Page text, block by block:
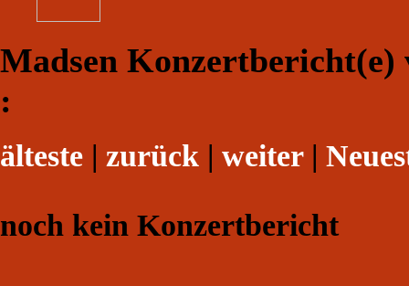
Madsen Konzertbericht(e)
:
älteste | zurück | weiter|
noch kein Konzertbericht